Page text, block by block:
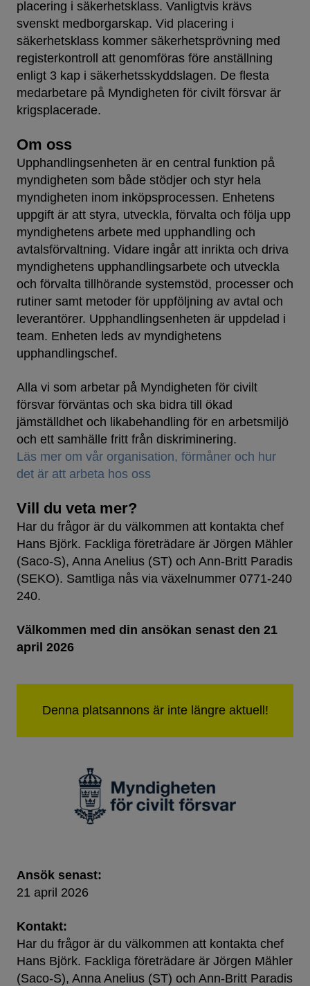
placering i säkerhetsklass. Vanligtvis krävs
svenskt medborgarskap. Vid placering i
säkerhetsklass kommer säkerhetsprövning med
registerkontroll att genomföras före anställning
enligt 3 kap i säkerhetsskyddslagen. De flesta
medarbetare på Myndigheten för civilt försvar är
krigsplacerade.
Om oss
Upphandlingsenheten är en central funktion på
myndigheten som både stödjer och styr hela
myndigheten inom inköpsprocessen. Enhetens
uppgift är att styra, utveckla, förvalta och följa upp
myndighetens arbete med upphandling och
avtalsförvaltning. Vidare ingår att inrikta och driva
myndighetens upphandlingsarbete och utveckla
och förvalta tillhörande systemstöd, processer och
rutiner samt metoder för uppföljning av avtal och
leverantörer. Upphandlingsenheten är uppdelad i
team. Enheten leds av myndighetens
upphandlingschef.
Alla vi som arbetar på Myndigheten för civilt
försvar förväntas och ska bidra till ökad
jämställdhet och likabehandling för en arbetsmiljö
och ett samhälle fritt från diskriminering.
Läs mer om vår organisation, förmåner och hur
det är att arbeta hos oss
Vill du veta mer?
Har du frågor är du välkommen att kontakta chef
Hans Björk. Fackliga företrädare är Jörgen Mähler
(Saco-S), Anna Anelius (ST) och Ann-Britt Paradis
(SEKO). Samtliga nås via växelnummer 0771-240
240.
Välkommen med din ansökan senast den 21
april 2026
Ansök senast:
21 april 2026
Kontakt:
Har du frågor är du välkommen att kontakta chef
Hans Björk. Fackliga företrädare är Jörgen Mähler
(Saco-S), Anna Anelius (ST) och Ann-Britt Paradis